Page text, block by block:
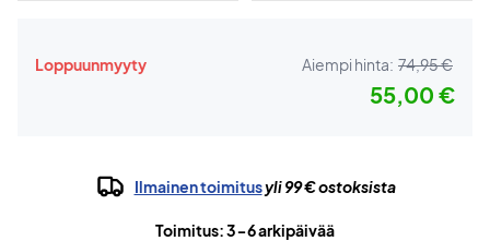
Loppuunmyyty Aiempi hinta: 74,95 €
55,00 €
Ilmainen toimitusyli 99 € ostoksista
Toimitus: 3-6 arkipäivää